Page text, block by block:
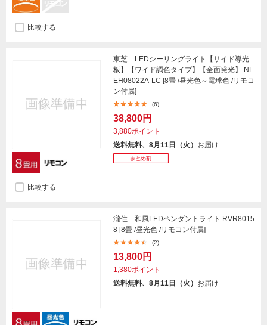
比較する
東芝 LEDシーリングライト【サイド導光
板】【ワイド調色タイプ】【全面発光】 NL
EH08022A-LC [8畳 /昼光色～電球色 /リモコ
ン付属]
(6)
38,800円
3,880ポイント
送料無料、8月11日（火） お届け
比較する
瀧住 和風LEDペンダントライト RVR8015
8 [8畳 /昼光色 /リモコン付属]
(2)
13,800円
1,380ポイント
送料無料、8月11日（火） お届け